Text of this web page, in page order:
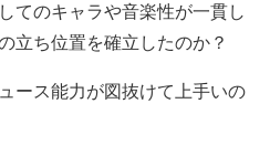
てのキャラや音楽性が一貫し
立ち位置を確立したのか？
ース能力が図抜けて上手いの